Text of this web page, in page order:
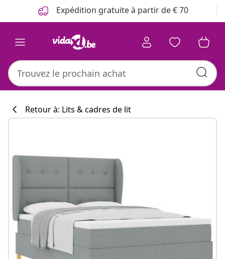
Expédition gratuite à partir de € 70
Retour à: Lits & cadres de lit